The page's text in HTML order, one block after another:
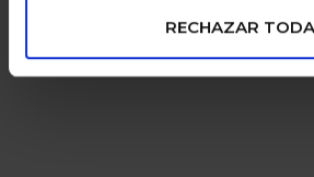
RECHAZAR